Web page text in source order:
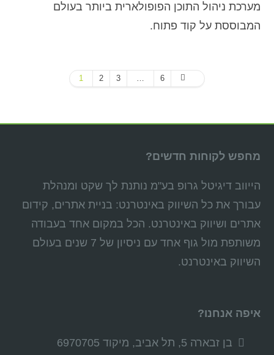
מערכת ניהול התוכן הפופולארית ביותר בעולם
המבוססת על קוד פתוח.
1 2 3 … 6
מחפש לקוחות חדשים?
הייווב דיגיטל גרופ בע"מ נותנת לך שקט ומנהלת
עבורך את כל השיווק באינטרנט: בניית אתרים, קידום
אתרים ושיווק באינטרנט. הכל במקום אחד בעבודה
משותפת מול גוף אחד עם ניסיון של 7 שנים בעולם
השיווק באינטרנט.
איפה אנחנו?
בן זבארה 5, תל אביב, מיקוד 6970705